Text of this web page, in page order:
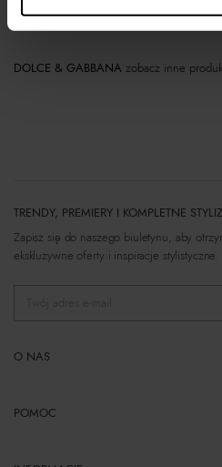
Materiał
DOLCE & GABBANA zobacz inne
TRENDY, PREMIERY I KOMPLETNE
Zapisz się do naszego biuletynu, aby
ekskluzywne oferty i inspiracje stylistyczne.
O NAS
POMOC